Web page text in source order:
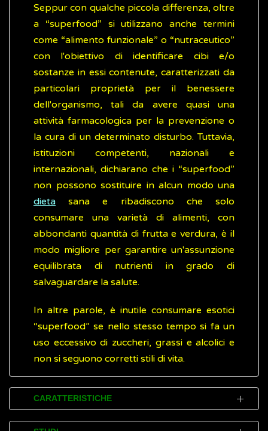
Seppur con qualche piccola differenza, oltre
a “superfood” si utilizzano anche termini
come “alimento funzionale” o “nutraceutico”
con l'obiettivo di identificare cibi e/o
sostanze in essi contenute, caratterizzati da
particolari proprietà per il benessere
dell'organismo, tali da avere quasi una
attività farmacologica per la prevenzione o
la cura di un determinato disturbo. Tuttavia,
istituzioni competenti, nazionali e
internazionali, dichiarano che i “superfood”
non possono sostituire in alcun modo una
dieta sana e ribadiscono che solo
consumare una varietà di alimenti, con
abbondanti quantità di frutta e verdura, è il
modo migliore per garantire un'assunzione
equilibrata di nutrienti in grado di
salvaguardare la salute.
In altre parole, è inutile consumare esotici
“superfood” se nello stesso tempo si fa un
uso eccessivo di zuccheri, grassi e alcolici e
non si seguono corretti stili di vita.
CARATTERISTICHE